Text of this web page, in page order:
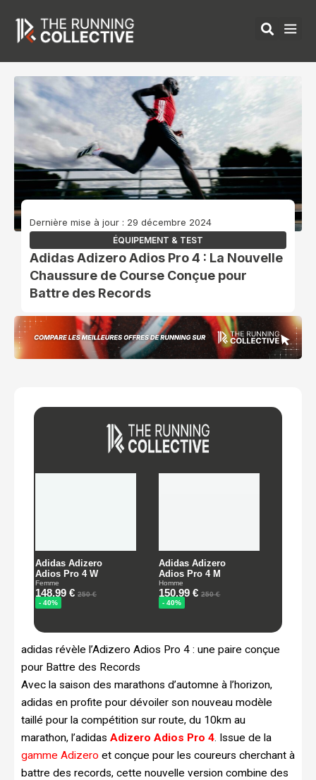
contenu
Dernière mise à jour : 29 décembre 2024
ÉQUIPEMENT & TEST
Adidas Adizero Adios Pro 4 : La Nouvelle
Chaussure de Course Conçue pour
Battre des Records
adidas révèle l’Adizero Adios Pro 4 : une paire conçue
pour Battre des Records
Avec la saison des marathons d’automne à l’horizon,
adidas en profite pour dévoiler son nouveau modèle
taillé pour la compétition sur route, du 10km au
marathon, l’adidas Adizero Adios Pro 4. Issue de la
gamme Adizero et conçue pour les coureurs cherchant à
battre des records, cette nouvelle version combine des